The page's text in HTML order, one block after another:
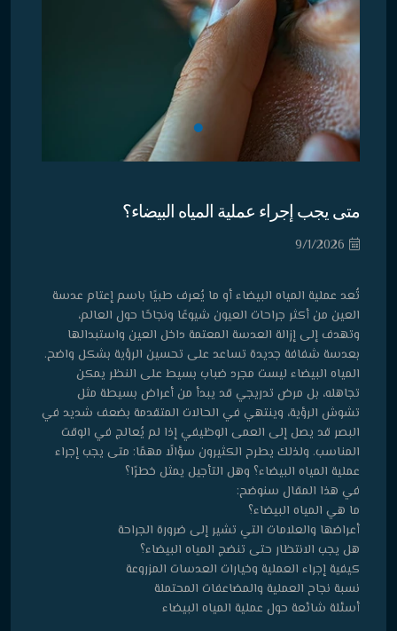
متى يجب إجراء عملية المياه البيضاء؟
9/1/2026
تُعد عملية المياه البيضاء أو ما يُعرف طبيًا باسم إعتام عدسة
العين من أكثر جراحات العيون شيوعًا ونجاحًا حول العالم،
وتهدف إلى إزالة العدسة المعتمة داخل العين واستبدالها
بعدسة شفافة جديدة تساعد على تحسين الرؤية بشكل واضح.
المياه البيضاء ليست مجرد ضباب بسيط على النظر يمكن
تجاهله، بل مرض تدريجي قد يبدأ من أعراض بسيطة مثل
تشوش الرؤية، وينتهي في الحالات المتقدمة بضعف شديد في
البصر قد يصل إلى العمى الوظيفي إذا لم يُعالج في الوقت
المناسب. ولذلك يطرح الكثيرون سؤالًا مهمًا: متى يجب إجراء
عملية المياه البيضاء؟ وهل التأجيل يمثل خطرًا؟
في هذا المقال سنوضح:
ما هي المياه البيضاء؟
أعراضها والعلامات التي تشير إلى ضرورة الجراحة
هل يجب الانتظار حتى تنضج المياه البيضاء؟
كيفية إجراء العملية وخيارات العدسات المزروعة
نسبة نجاح العملية والمضاعفات المحتملة
أسئلة شائعة حول عملية المياه البيضاء